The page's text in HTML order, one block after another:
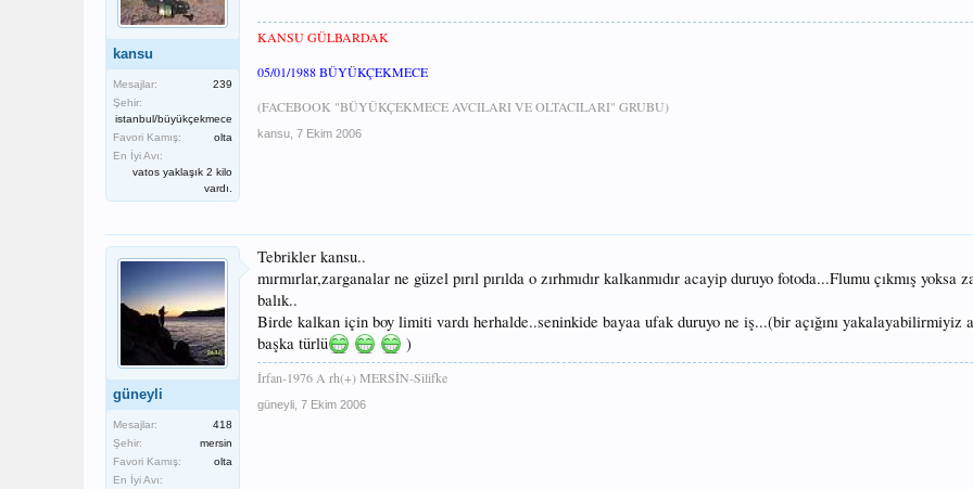
kansu
Mesajlar:
239
Şehir:
istanbul/büyükçekmece
Favori Kamış:
olta
En İyi Avı:
vatos yaklaşık 2 kilo
vardı.
KANSU GÜLBARDAK
05/01/1988 BÜYÜKÇEKMECE
(FACEBOOK "BÜYÜKÇEKMECE AVCILARI VE OLTACILARI" GRUBU)
kansu 7 Ekim 2006
güneyli
Mesajlar:
418
Şehir:
mersin
Favori Kamış:
olta
En İyi Avı:
Tebrikler kansu..
mırmırlar,zarganalar ne güzel pırıl pırılda o zırhmıdır kalkanmıdır acayip duruyo fotoda...Flumu çıkmış yoksa
balık..
Birde kalkan için boy limiti vardı herhalde..seninkide bayaa ufak duruyo ne iş...(bir açığını yakalayabilirmiyiz
başka türlü
)
İrfan-1976 A rh(+) MERSİN-Silifke
güneyli 7 Ekim 2006